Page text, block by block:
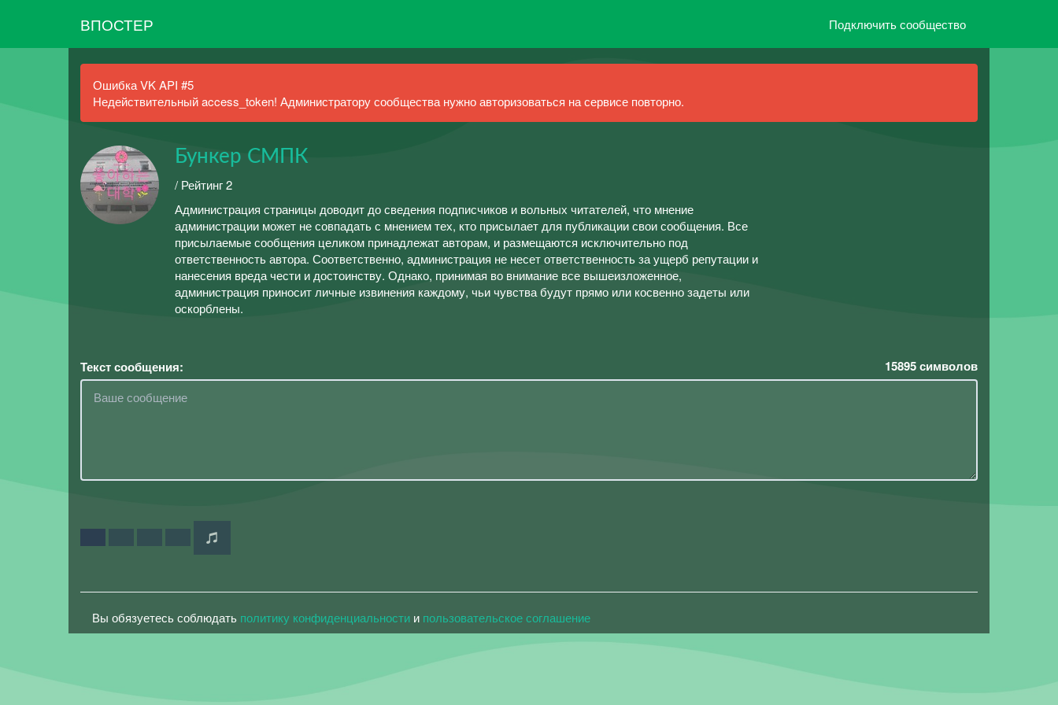
ВПОСТЕР Подключить сообщество
Ошибка VK API #5
Недействительный access_token! Администратору сообщества нужно авторизоваться на сервисе повторно.
Бункер СМПК
/ Рейтинг 2
Администрация страницы доводит до сведения подписчиков и вольных читателей, что мнение
администрации может не совпадать с мнением тех, кто присылает для публикации свои сообщения. Все
присылаемые сообщения целиком принадлежат авторам, и размещаются исключительно под
ответственность автора. Соответственно, администрация не несет ответственность за ущерб репутации и
нанесения вреда чести и достоинству. Однако, принимая во внимание все вышеизложенное,
администрация приносит личные извинения каждому, чьи чувства будут прямо или косвенно задеты или
оскорблены.
Текст сообщения: 15895символов
Вы обязуетесь соблюдать политику конфиденциальности и пользовательское соглашение